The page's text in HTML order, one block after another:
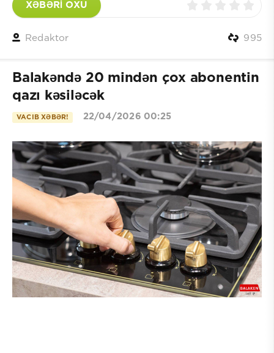
XƏBƏRİ OXU
Redaktor 995
Balakəndə 20 mindən çox abonentin
qazı kəsiləcək
VACIB XƏBƏR! 22/04/2026 00:25